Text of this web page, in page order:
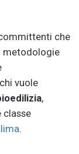
che
metodologie
vuole
,
classe
.